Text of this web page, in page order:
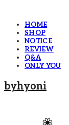
HOME
SHOP
NOTICE
REVIEW
Q&A
ONLY YOU
byhyoni